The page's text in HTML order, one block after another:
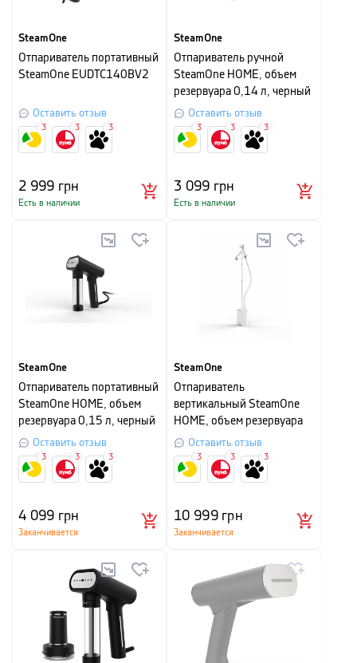
SteamOne
Отпариватель портативный
SteamOne EUDTC140BV2
Оставить отзыв
2 999 грн
Есть в наличии
3 3 3
SteamOne
Отпариватель ручной
SteamOne HOME, объем
резервуара 0,14 л, черный
Оставить отзыв
3 099 грн
Есть в наличии
3 3 3
SteamOne
Отпариватель портативный
SteamOne HOME, объем
резервуара 0,15 л, черный
Оставить отзыв
4 099 грн
Заканчивается
3 3 3
SteamOne
Отпариватель
вертикальный SteamOne
HOME, объем резервуара
1,2 л, белый
Оставить отзыв
10 999грн
Заканчивается
3 3 3